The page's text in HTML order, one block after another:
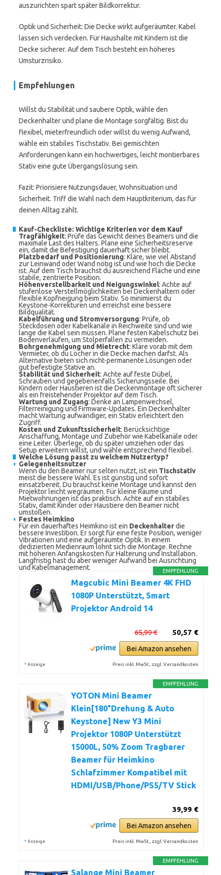
auszurichten spart später Bildkorrektur.
Optik und Sicherheit: Die Decke wirkt aufgeräumter. Kabel
lassen sich verdecken. Für Haushalte mit Kindern ist die
Decke sicherer. Auf dem Tisch besteht ein höheres
Umsturzrisiko.
Empfehlungen
Willst du Stabilität und saubere Optik, wähle den
Deckenhalter und plane die Montage sorgfältig. Bist du
flexibel, mieterfreundlich oder willst du wenig Aufwand,
wähle ein stabiles Tischstativ. Bei gemischten
Anforderungen kann ein hochwertiges, leicht montierbares
Stativ eine gute Übergangslösung sein.
Fazit: Priorisiere Nutzungsdauer, Wohnsituation und
Sicherheit. Triff die Wahl nach dem Hauptkriterium, das für
deinen Alltag zählt.
Kauf-Checkliste: Wichtige Kriterien vor dem Kauf
Tragfähigkeit: Prüfe das Gewicht deines Beamers und die
maximale Last des Halters. Plane eine Sicherheitsreserve
ein, damit die Befestigung dauerhaft sicher bleibt.
Platzbedarf und Positionierung: Kläre, wie viel Abstand
zur Leinwand oder Wand nötig ist und wie hoch die Decke
ist. Auf dem Tisch brauchst du ausreichend Fläche und eine
stabile, zentrierte Position.
Höhenverstellbarkeit und Neigungswinkel: Achte auf
stufenlose Verstellmöglichkeiten bei Deckenhaltern oder
flexible Kopfneigung beim Stativ. So minimierst du
Keystone-Korrekturen und erreichst eine bessere
Bildqualität.
Kabelführung und Stromversorgung: Prüfe, ob
Steckdosen oder Kabelkanäle in Reichweite sind und wie
lange die Kabel sein müssen. Plane festen Kabelschutz bei
Bodenverläufen, um Stolperfallen zu vermeiden.
Bohrgenehmigung und Mietrecht: Kläre vorab mit dem
Vermieter, ob du Löcher in die Decke machen darfst. Als
Alternative bieten sich nicht-permanente Lösungen oder
gut befestigte Stative an.
Stabilität und Sicherheit: Achte auf feste Dübel,
Schrauben und gegebenenfalls Sicherungsseile. Bei
Kindern oder Haustieren ist die Deckenmontage oft sicherer
als ein freistehender Projektor auf dem Tisch.
Wartung und Zugang: Denke an Lampenwechsel,
Filterreinigung und Firmware-Updates. Ein Deckenhalter
macht Wartung aufwändiger, ein Stativ erleichtert den
Zugriff.
Kosten und Zukunftssicherheit: Berücksichtige
Anschaffung, Montage und Zubehör wie Kabelkanäle oder
eine Leiter. Überlege, ob du später umziehen oder das
Setup erweitern willst, und wähle entsprechend flexibel.
Welche Lösung passt zu welchem Nutzertyp?
Gelegenheitsnutzer
Wenn du den Beamer nur selten nutzt, ist ein Tischstativ
meist die bessere Wahl. Es ist günstig und sofort
einsatzbereit. Du brauchst keine Montage und kannst den
Projektor leicht wegräumen. Für kleine Räume und
Mietwohnungen ist das praktisch. Achte auf ein stabiles
Stativ, damit Kinder oder Haustiere den Beamer nicht
umstoßen.
Festes Heimkino
Für ein dauerhaftes Heimkino ist ein Deckenhalterdie
bessere Investition. Er sorgt für eine feste Position, weniger
Vibrationen und eine aufgeräumte Optik. In einem
dedizierten Medienraum lohnt sich die Montage. Rechne
mit höheren Anfangskosten für Halterung und Installation.
Langfristig hast du aber weniger Aufwand bei Ausrichtung
und Kabelmanagement.
EMPFEHLUNG
Magcubic Mini Beamer 4K FHD
1080P Unterstützt, Smart
Projektor Android 14
50,57 €
65,99 €
Bei Amazon ansehen
* Anzeige Preis inkl. MwSt., zzgl. Versandkosten
EMPFEHLUNG
YOTON Mini Beamer
Klein[180°Drehung & Auto
Keystone] New Y3 Mini
Projektor 1080P Unterstützt
15000L, 50% Zoom Tragbarer
Beamer für Heimkino
Schlafzimmer Kompatibel mit
HDMI/USB/Phone/PS5/TV Stick
39,99 €
Bei Amazon ansehen
* Anzeige Preis inkl. MwSt., zzgl. Versandkosten
EMPFEHLUNG
Salange Mini Beamer